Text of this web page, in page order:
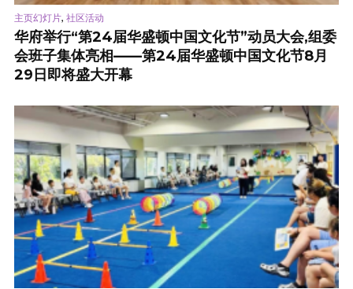
主页幻灯片, 社区活动
华府举行“第24届华盛顿中国文化节”动员大会,组委
会班子集体亮相——第24届华盛顿中国文化节8月
29日即将盛大开幕